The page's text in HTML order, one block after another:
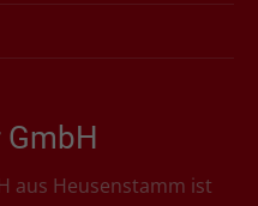
GmbH
aus Heusenstamm ist